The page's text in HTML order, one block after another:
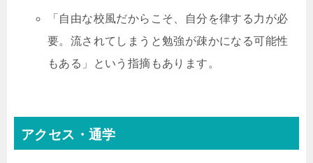
「自由な校風だからこそ、自分を律する力が必
要。流されてしまうと勉強が疎かになる可能性
もある」という指摘もあります。
アクセス・通学